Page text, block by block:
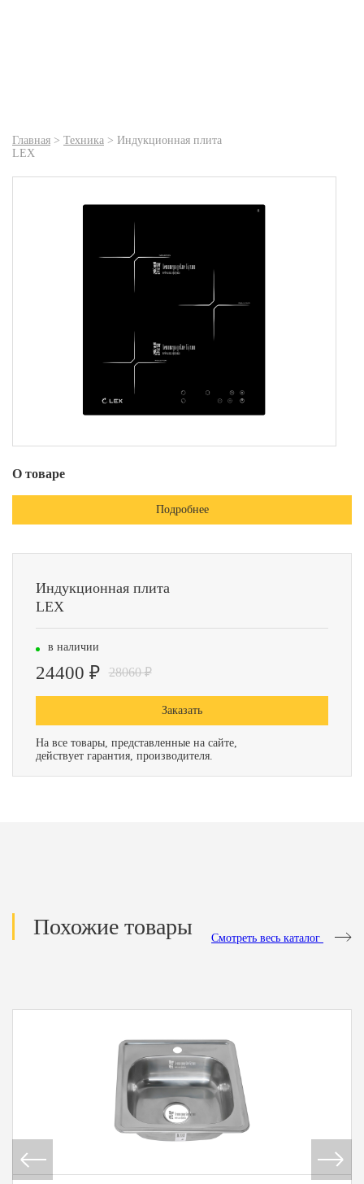
Главная > Техника > Индукционная плита
LEX
О товаре
Подробнее
Индукционная плита
LEX
в наличии
24400 ₽ 28060 ₽
Заказать
На все товары, представленные на сайте,
действует гарантия, производителя.
Похожие товары Смотреть весь каталог